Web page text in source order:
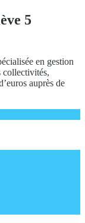
5
en gestion
collectivités,
auprès de